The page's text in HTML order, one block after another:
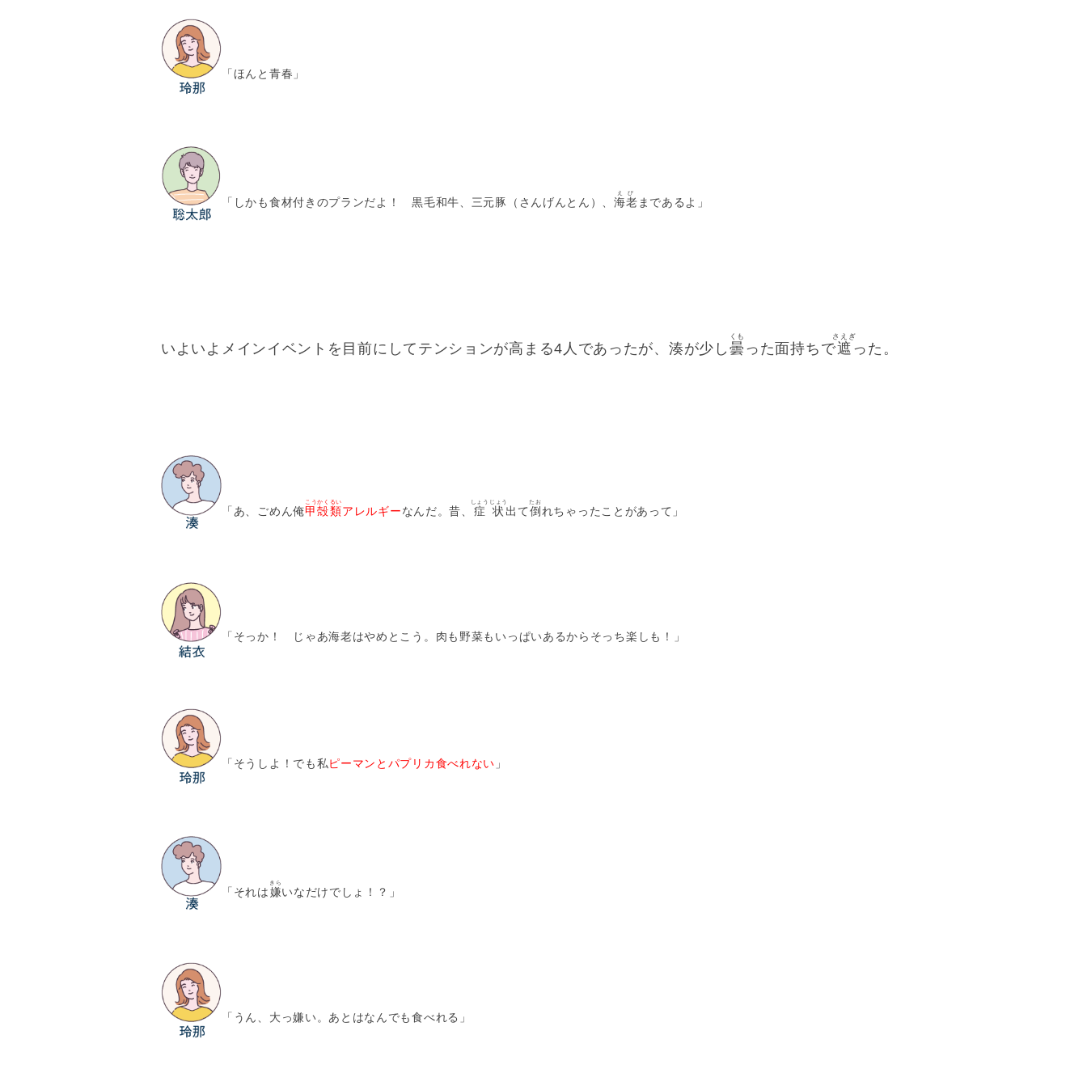
「ほんと青春」
「しかも食材付きのプランだよ！ 黒毛和牛、三元豚（さんげんとん）、海老
えび
まであるよ」
いよいよメインイベントを目前にしてテンションが高まる4人であったが、湊が少し 曇
くも
った面持ちで遮
さえぎ
った。
「あ、ごめん俺甲殻類
こうかくるい
アレルギーなんだ。昔、 症状
しょうじょう
出て倒
たお
れちゃったことがあって」
「そっか！ じゃあ海老はやめとこう。肉も野菜もいっぱいあるからそっち楽しも！」
「そうしよ！でも私ピーマンとパプリカ食べれない 」
「それは嫌
きら
いなだけでしょ！？」
「うん、大っ嫌い。あとはなんでも食べれる」